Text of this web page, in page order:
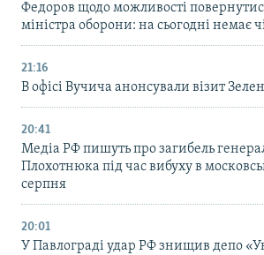
Федоров щодо можливості
міністра оборони: на сьогодні немає
21:16
В офісі Вучича анонсували візит
20:41
Медіа РФ пишуть про загибель
Плохотнюка під час вибуху в
серпня
20:01
У Павлограді удар РФ знищив депо